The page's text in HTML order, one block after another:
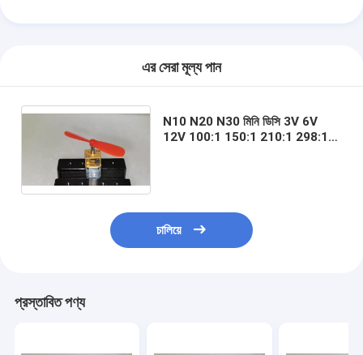
এর সেরা মূল্য পান
N10 N20 N30 মিনি ডিসি 3V 6V
12V 100:1 150:1 210:1 298:1
চালিয়ে
প্রস্তাবিত পণ্য